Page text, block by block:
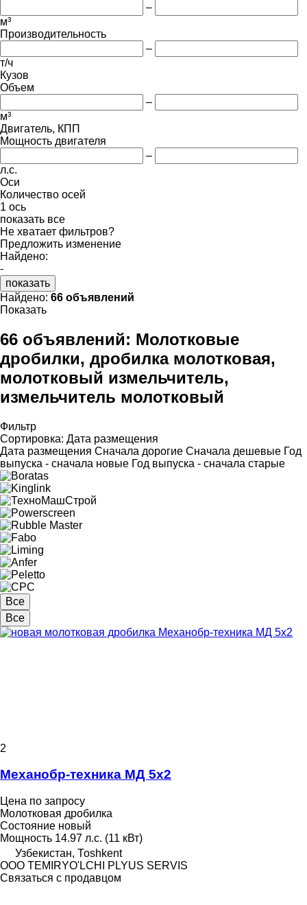
–
м³
Производительность
–
т/ч
Кузов
Объем
–
м³
Двигатель, КПП
Мощность двигателя
–
л.с.
Оси
Количество осей
1 ось
показать все
Не хватает фильтров?
Предложить изменение
Найдено:
-
показать
Найдено: 66 объявлений
Показать
66 объявлений: Молотковые
дробилки, дробилка молотковая,
молотковый измельчитель,
измельчитель молотковый
Фильтр
Сортировка: Дата размещения
Дата размещения Сначала дорогие Сначала дешевые Год
выпуска - сначала новые Год выпуска - сначала старые
Все
Все
2
Механобр-техника МД 5х2
Цена по запросу
Молотковая дробилка
Состояние новый
Мощность 14.97 л.с. (11 кВт)
Узбекистан, Тоshkent
OOO TEMIRYO'LCHI PLYUS SERVIS
Связаться с продавцом